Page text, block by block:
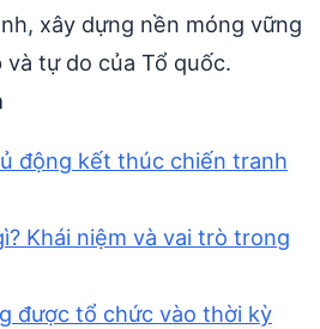
xây dựng nền móng vững
tự do của Tổ quốc.
động kết thúc chiến tranh
Khái niệm và vai trò trong
được tổ chức vào thời kỳ